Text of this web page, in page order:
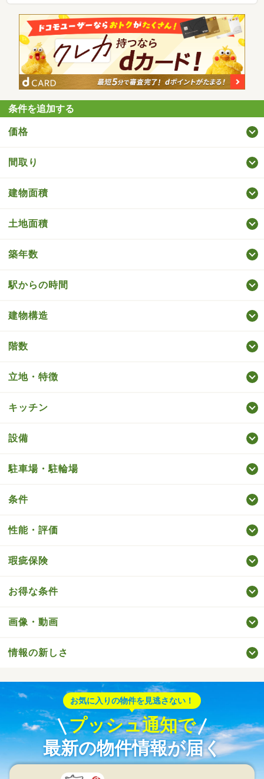
条件を追加する
価格
間取り
建物面積
土地面積
築年数
駅からの時間
建物構造
階数
立地・特徴
キッチン
設備
駐車場・駐輪場
条件
性能・評価
瑕疵保険
お得な条件
画像・動画
情報の新しさ
お気に入りの物件を見逃さない！
プッシュ通知で
最新の物件情報が届く